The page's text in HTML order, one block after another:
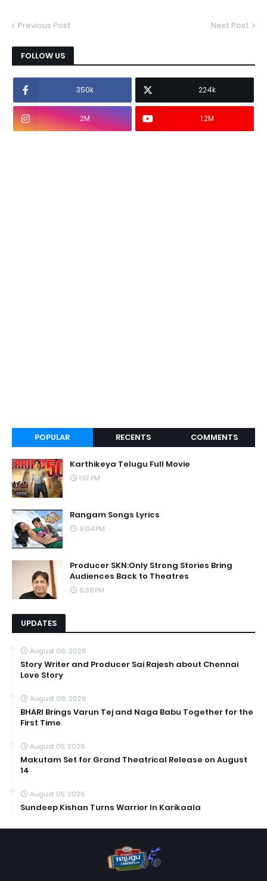
Previous Post Next Post
FOLLOW US
350k 224k
2M 1.2M
POPULAR RECENTS COMMENTS
Karthikeya Telugu Full Movie
1:57 PM
Rangam Songs Lyrics
9:04 PM
Producer SKN:Only Strong Stories Bring
Audiences Back to Theatres
6:38 PM
UPDATES
August 06, 2026
Story Writer and Producer Sai Rajesh about Chennai
Love Story
August 06, 2026
BHARI Brings Varun Tej and Naga Babu Together for the
First Time
August 05, 2026
Makutam Set for Grand Theatrical Release on August
14
August 05, 2026
Sundeep Kishan Turns Warrior In Karikaala